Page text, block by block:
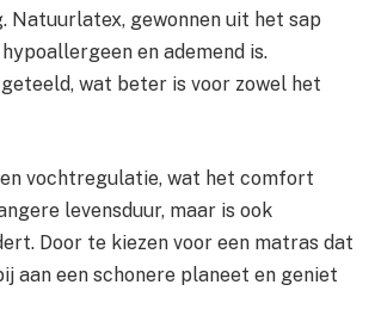
Natuurlatex, gewonnen uit het sap
en ademend is.
wat beter is voor zowel het
vochtregulatie, wat het comfort
levensduur, maar is ook
Door te kiezen voor een matras dat
aan een schonere planeet en geniet